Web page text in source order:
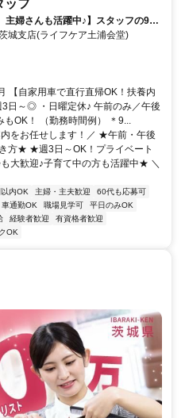
ッフ
主婦さんも活躍中♪】スタッフの9割
復帰の方も大歓迎です◎/柔軟なシフ
充実で働きやすさもバツグン/フル
直帰OK/営業・テレアポ・販売経
◎
城支店(ライフケア土浦会堂)
【自家用車で直行直帰OK！扶養内
日～◎ ・日曜定休♪ 午前のみ／午後
OK！ （勤務時間例） ＊9...
をお任せします！／ ★午前・午後
方★ ★週3日～OK！プライベート
大歓迎♪子育て中の方も活躍中★ ＼
内OK 主婦・主夫歓迎
60代も応募可
車通勤OK 職場見学可
平日のみOK
経験者歓迎
有資格者歓迎
OK